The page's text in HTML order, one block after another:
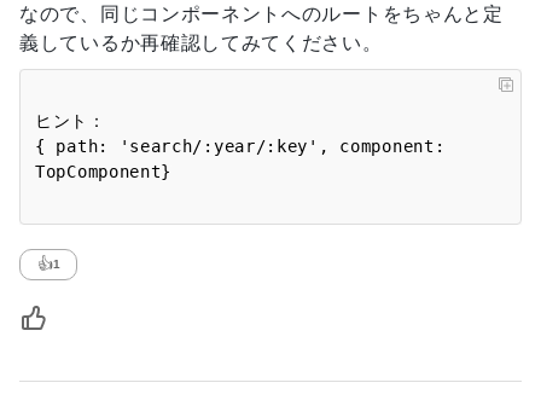
なので、同じコンポーネントへのルートをちゃんと定
義しているか再確認してみてください。
ヒント：
{ path: 'search/:year/:key', component:
👍1